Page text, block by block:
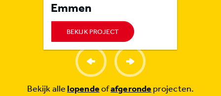
Emmen
BEKIJK PROJECT
Bekijk alle lopendeofafgeronde projecten.